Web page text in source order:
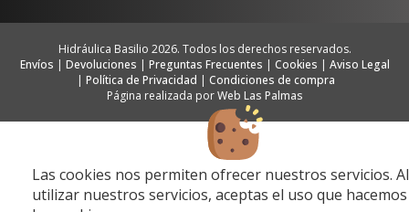
Las cookies nos permiten ofrecer nuestros servicios. Al
utilizar nuestros servicios, aceptas el uso que
Hidráulica Basilio 2026. Todos los derechos reservados.
Envíos | Devoluciones | Preguntas Frecuentes | Cookies | Aviso Legal
| Política de Privacidad | Condiciones de compra
Página realizada porWeb Las Palmas